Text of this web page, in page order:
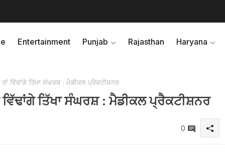
Entertainment Punjab Rajasthan Haryana
ਵਿੱਢਾਂਗੇ ਤਿੱਖਾ ਸੰਘਰਸ਼ : ਮੈਡੀਕਲ ਪ੍ਰੈਕਟੀਸ਼ਨਰ
ਤਿੱਖਾ ਸੰਘਰਸ਼ : ਮੈਡੀਕਲ ਪ੍ਰੈਕਟੀਸ਼ਨਰ
0